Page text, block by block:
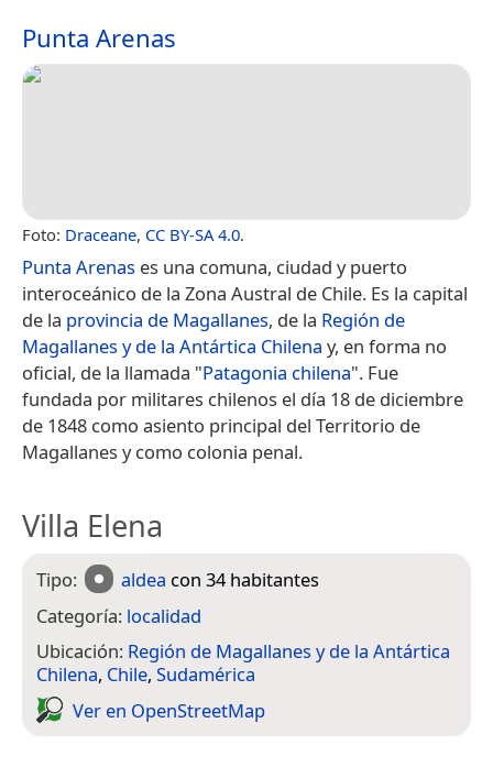
Punta Arenas
Foto: Draceane, CC BY-SA 4.0.
Punta Arenas es una comuna, ciudad y puerto
interoceánico de la Zona Austral de Chile. Es la capital
de la provincia de Magallanes, de la Región de
Magallanes y de la Antártica Chilena y, en forma no
oficial, de la llamada "Patagonia chilena".​ Fue
fundada por militares chilenos el día 18 de diciembre
de 1848 como asiento principal del Territorio de
Magallanes y como colonia penal.
Villa Elena
Tipo: aldea con 34 habitantes
Categoría: localidad
Ubicación: Región de Magallanes y de la Antártica
Chilena, Chile, Sudamérica
Ver en Open­Street­Map